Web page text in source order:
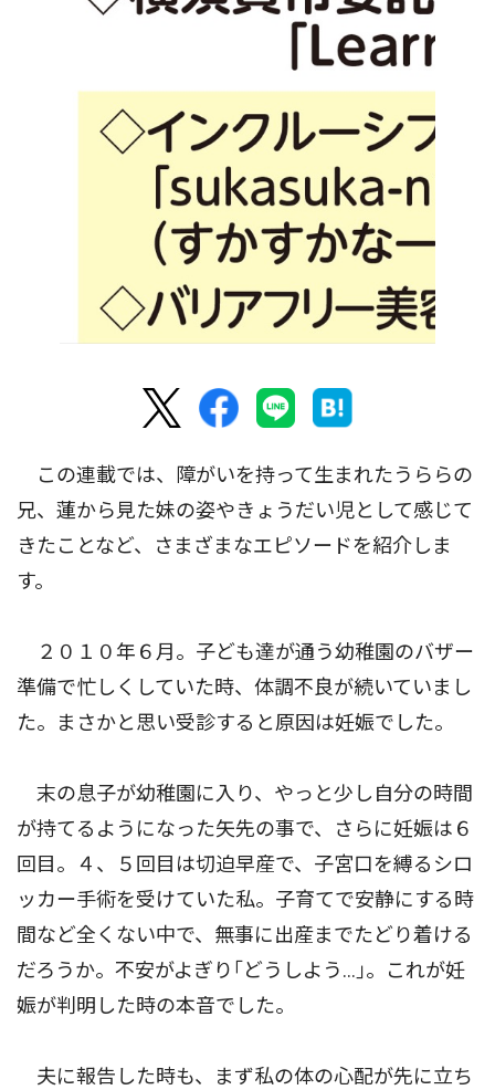
この連載では、障がいを持って生まれたうららの
兄、蓮から見た妹の姿やきょうだい児として感じて
きたことなど、さまざまなエピソードを紹介しま
す。
２０１０年６月。子ども達が通う幼稚園のバザー
準備で忙しくしていた時、体調不良が続いていまし
た。まさかと思い受診すると原因は妊娠でした。
末の息子が幼稚園に入り、やっと少し自分の時間
が持てるようになった矢先の事で、さらに妊娠は６
回目。４、５回目は切迫早産で、子宮口を縛るシロ
ッカー手術を受けていた私。子育てで安静にする時
間など全くない中で、無事に出産までたどり着ける
だろうか。不安がよぎり｢どうしよう...｣。これが妊
娠が判明した時の本音でした。
夫に報告した時も、まず私の体の心配が先に立ち